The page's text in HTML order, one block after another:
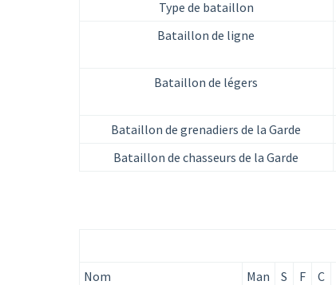
Type de bataillon
Bataillon de ligne
Bataillon de légers
Bataillon de grenadiers de la Garde
Bataillon de chasseurs de la Garde
Nom Man S F C